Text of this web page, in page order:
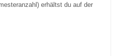
erhältst du auf der